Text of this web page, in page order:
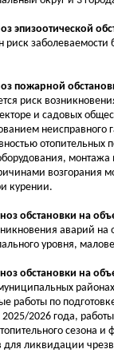
эпизоотической
заболеваемости
пожарной
риск
и садовых
неисправного
отопительных
монтажа
возгорания
курении.
обстановки на
аварий на
уровня,
обстановки на
работы по
2026 года,
сезона
для ликвидации